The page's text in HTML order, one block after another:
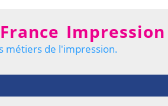
Impression
métiers de l'impression.